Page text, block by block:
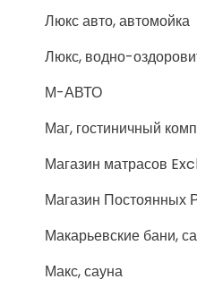
Люкс авто, автомойка
Люкс, водно-
М-АВТО
Маг, гостиничный
Магазин матрасов
Магазин Постоянных
Макарьевские бани,
Макс, сауна